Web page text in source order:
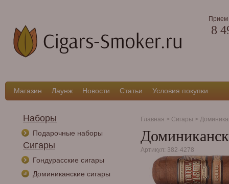
Прием
8
Магазин Лаунж Новости Статьи Условия покупки
Наборы
Подарочные наборы
Сигары
Гондурасские сигары
Доминиканские сигары
Главная > Сигары >
Артикул: 382-4278